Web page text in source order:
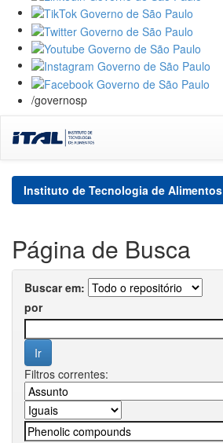
/governosp
navigation
Instituto de Tecnologia de Alimentos
Página de Busca
Buscar em:
por
Filtros correntes: